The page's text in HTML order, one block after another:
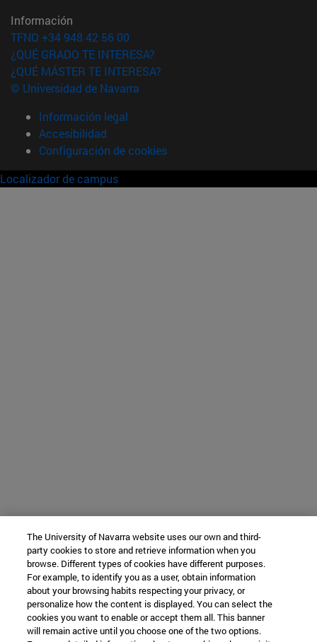
Información
TFNO +34 948 42 56 00
¿QUÉ GRADO TE INTERESA?
¿QUÉ MÁSTER TE INTERESA?
© Universidad de Navarra
Información legal
Accesibilidad
Configuración de cookies
Localizador de campus
The University of Navarra website uses our own and third-
party cookies to store and retrieve information when you
browse. Different types of cookies have different purposes.
For example, to identify you as a user, obtain information
about your browsing habits respecting your privacy, or
personalize how the content is displayed. You can select the
cookies you want to enable or accept them all. This banner
will remain active until you choose one of the two options.